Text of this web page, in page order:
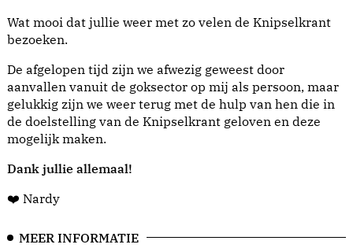
Wat mooi dat jullie weer met zo velen de Knipselkrant
bezoeken.
De afgelopen tijd zijn we afwezig geweest door
aanvallen vanuit de goksector op mij als persoon, maar
gelukkig zijn we weer terug met de hulp van hen die in
de doelstelling van de Knipselkrant geloven en deze
mogelijk maken.
Dank jullie allemaal!
❤️ Nardy
MEER INFORMATIE